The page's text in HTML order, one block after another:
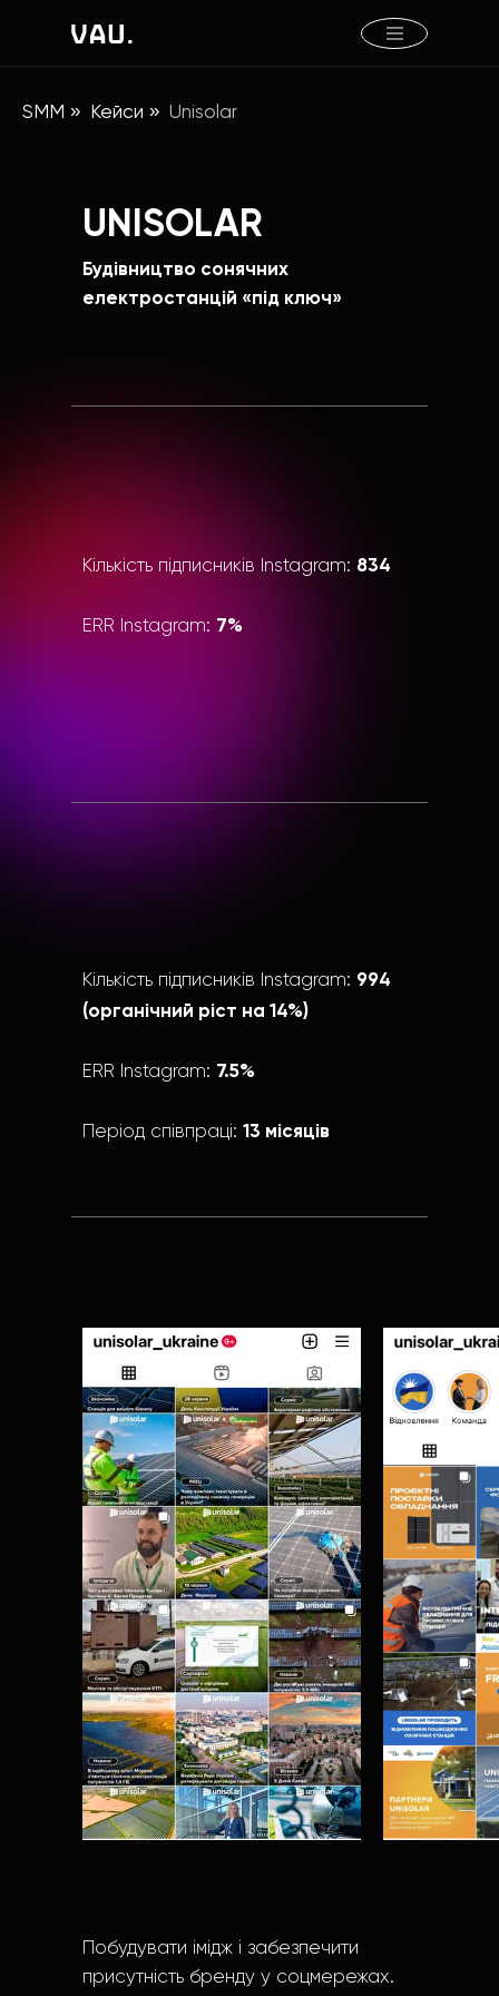
SMM » Кейси » Unisolar
UNISOLAR
Будівництво сонячних
електростанцій «під ключ»
Кількість підписників Instagram: 834
ERR Instagram: 7%
Кількість підписників Instagram: 994
(органічний ріст на 14%)
ERR Instagram: 7.5%
Період співпраці: 13 місяців
Побудувати імідж і забезпечити
присутність бренду у соцмережах.